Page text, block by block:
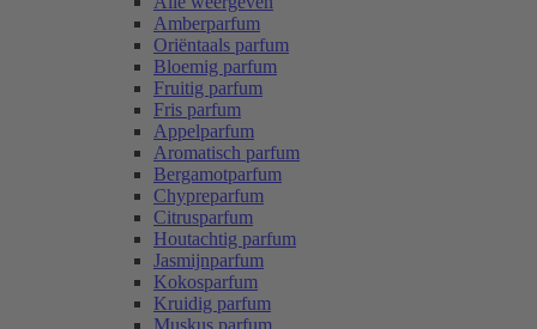
Amberparfum
Oriëntaals parfum
Bloemig parfum
Fruitig parfum
Fris parfum
Appelparfum
Aromatisch parfum
Bergamotparfum
Chypreparfum
Citrusparfum
Houtachtig parfum
Jasmijnparfum
Kokosparfum
Kruidig parfum
Muskus parfum